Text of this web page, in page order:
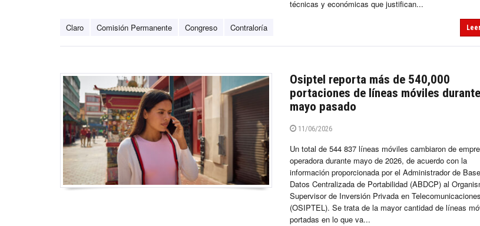
técnicas y económicas que justifican...
Claro Comisión Permanente Congreso Contraloría
Osiptel reporta más de 540,000
portaciones de líneas móviles durante
mayo pasado
11/06/2026
Un total de 544 837 líneas móviles cambiaron de
operadora durante mayo de 2026, de acuerdo con la
información proporcionada por el Administrador de
Datos Centralizada de Portabilidad (ABDCP) al
Supervisor de Inversión Privada en Telecomunicaciones
(OSIPTEL). Se trata de la mayor cantidad de líneas
portadas en lo que va...